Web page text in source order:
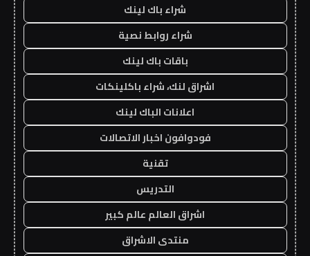
شراء باك لينك
شراء روابط نصية
باقات باك لينك
اشراق لنك، شراء باكلينكات
اعلانات الباك لينك
فودوافون اخبار الاتصالات
تقنية
التدريس
اشراق العالم عالم كبير
منتدى الاشراق